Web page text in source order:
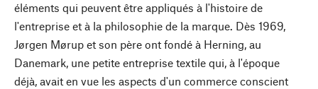
éléments qui peuvent être appliqués à l'histoire de
l'entreprise et à la philosophie de la marque. Dès 1969,
Jørgen Mørup et son père ont fondé à Herning, au
Danemark, une petite entreprise textile qui, à l'époque
déjà, avait en vue les aspects d'un commerce conscient